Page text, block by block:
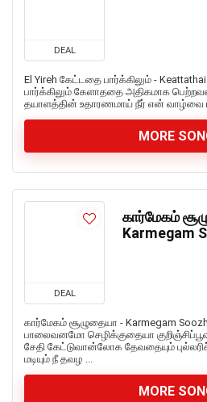
DEAL
El Yireh கேட்டதை பார்க்கிலும் -
பார்க்கிலும் கேளாததை அதிகமாக
தயாளத்தின் உதாரணமாய் நீர் என் வாழ்வை
MORE
DEAL
கார்மேகம்
Karmegam
கார்மேகம் சூழுதையா - Karmegam
பாலைவனமோ செழிக்குதையா
சேதி கேட்டுவான்லோக தேவதையும்
மடியும் நீ தவழ ...
MORE